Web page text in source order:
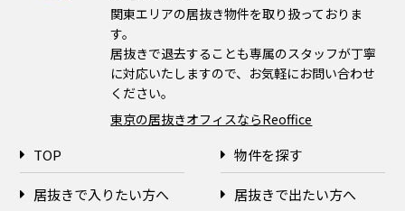
関東エリアの居抜き物件を取り扱っておりま
す。
居抜きで退去することも専属のスタッフが丁寧
に対応いたしますので、お気軽にお問い合わせ
ください。
東京の居抜きオフィスならReoffice
TOP 物件を探す
居抜きで入りたい方へ 居抜きで出たい方へ